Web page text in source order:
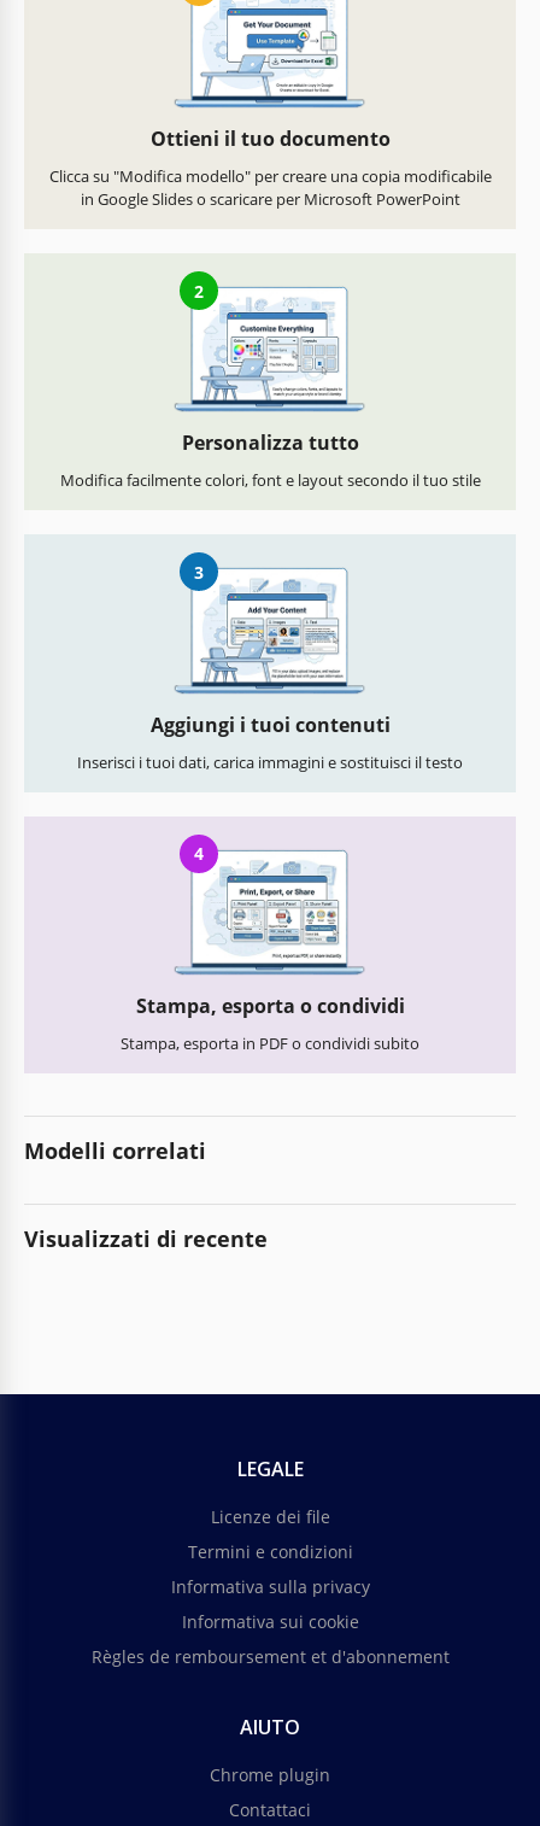
Ottieni il tuo documento
Clicca su "Modifica modello" per creare una copia modificabile
in Google Slides o scaricare per Microsoft PowerPoint
2
Personalizza tutto
Modifica facilmente colori, font e layout secondo il tuo stile
3
Aggiungi i tuoi contenuti
Inserisci i tuoi dati, carica immagini e sostituisci il testo
4
Stampa, esporta o condividi
Stampa, esporta in PDF o condividi subito
Modelli correlati
Visualizzati di recente
LEGALE
Licenze dei file
Termini e condizioni
Informativa sulla privacy
Informativa sui cookie
Règles de remboursement et d'abonnement
AIUTO
Chrome plugin
Contattaci